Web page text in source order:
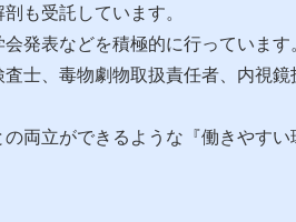
も受託しています。
発表などを積極的に行っていま
士、毒物劇物取扱責任者、内視
両立ができるような『働きやす